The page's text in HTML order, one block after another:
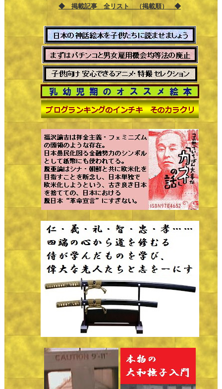
◆ 掲載記事 全リスト （掲載順） ◆